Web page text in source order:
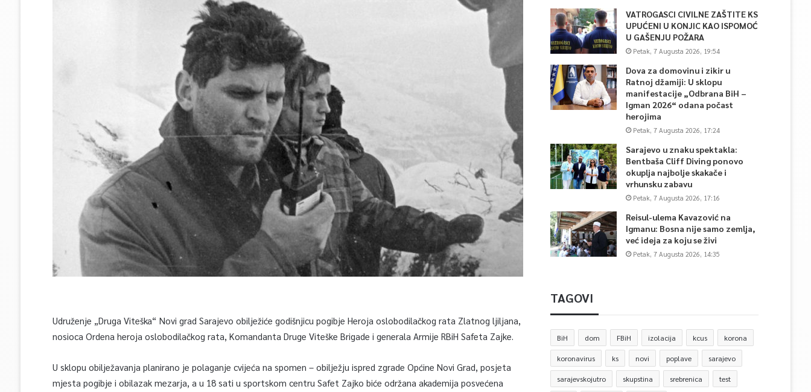
Udruženje „Druga Viteška“ Novi grad Sarajevo obilježiće godišnjicu pogibje Heroja oslobodilačkog rata Zlatnog ljiljana,
nosioca Ordena heroja oslobodilačkog rata, Komandanta Druge Viteške Brigade i generala Armije RBiH Safeta Zajke.
U sklopu obilježavanja planirano je polaganje cvijeća na spomen – obilježju ispred zgrade Općine Novi Grad, posjeta
mjesta pogibje i obilazak mezarja, a u 18 sati u sportskom centru Safet Zajko biće održana akademija posvećena
VATROGASCI CIVILNE ZAŠTITE KS
UPUĆENI U KONJIC KAO ISPOMOĆ
U GAŠENJU POŽARA
Petak, 7 Augusta 2026, 19:54
Dova za domovinu i zikir u
Ratnoj džamiji: U sklopu
manifestacije „Odbrana BiH –
Igman 2026“ odana počast
herojima
Petak, 7 Augusta 2026, 17:24
Sarajevo u znaku spektakla:
Bentbaša Cliff Diving ponovo
okuplja najbolje skakače i
vrhunsku zabavu
Petak, 7 Augusta 2026, 17:16
Reisul-ulema Kavazović na
Igmanu: Bosna nije samo zemlja,
već ideja za koju se živi
Petak, 7 Augusta 2026, 14:35
TAGOVI
BiH dom FBiH izolacija kcus korona
koronavirus ks novi poplave sarajevo
sarajevskojutro skupstina srebrenica test